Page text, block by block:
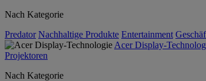
Nach Kategorie
Predator Nachhaltige Produkte Entertainment
Acer Display-
Projektoren
Nach Kategorie